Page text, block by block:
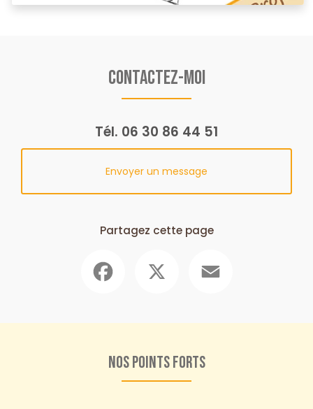
Contactez-moi
Tél. 06 30 86 44 51
Envoyer un message
Partagez cette page
Nos points forts